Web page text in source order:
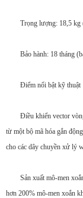
Trọng lượng: 18,5 kg
Bảo hành: 18 tháng
Điểm nổi bật kỹ thuật
Điều khiển vector
từ một bộ mã hóa gắn
cho các dây chuyền xử lý
Sản xuất mô-men
hơn 200% mô-men xoắn